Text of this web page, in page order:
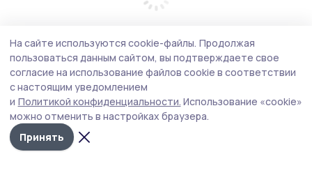
На сайте используются cookie-файлы. Продолжая
пользоваться данным сайтом, вы подтверждаете свое
согласие на использование файлов cookie в соответствии
с настоящим уведомлением
и Политикой конфиденциальности. Использование «cookie»
можно отменить в настройках браузера.
Принять